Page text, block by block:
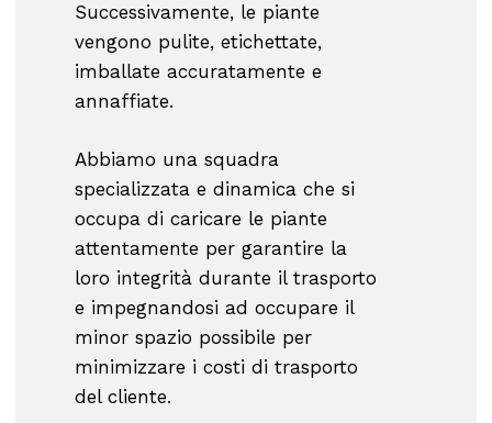
Successivamente, le piante
vengono pulite, etichettate,
imballate accuratamente e
annaffiate.
Abbiamo una squadra
specializzata e dinamica che si
occupa di caricare le piante
attentamente per garantire la
loro integrità durante il trasporto
e impegnandosi ad occupare il
minor spazio possibile per
minimizzare i costi di trasporto
del cliente.